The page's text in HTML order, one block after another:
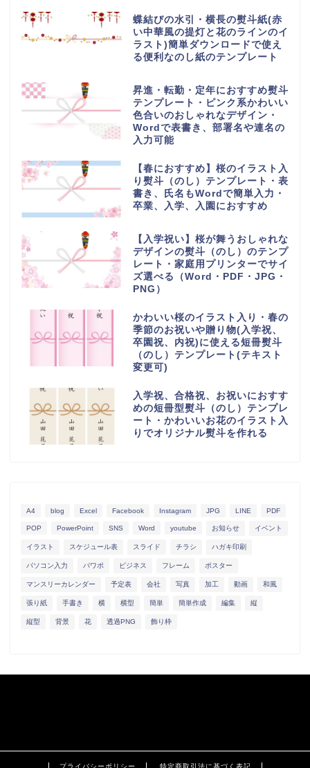
蝶結びの水引・横長の熨斗紙(赤
い中華風の提灯と花のラインのイ
ラスト)簡単ダウンロードで使え
る便利なのし紙のテンプレート
昇進・転勤・定年におすすめ熨斗
テンプレート・ピンク系かわいい
色合いのおしゃれなデザイン・
Wordで表書き、部署名や連名の
入力可能
【春におすすめ】桜のイラスト入
り熨斗（のし）テンプレート・表
書き、氏名もWordで簡単入力・
卒業、入学、入園におすすめ
【入学祝い】桜が舞うおしゃれな
デザインの熨斗（のし）のテンプ
レート・家庭用プリンターでサイ
ズ選べる（Word・PDF・JPG・
PNG）
かわいい桜のイラスト入り・春の
季節のお祝いや贈り物(入学祝、
卒園祝、内祝)に使える短冊熨斗
（のし）テンプレート(テキスト
変更可)
入学祝、合格祝、お祝いにおすす
めの短冊型熨斗（のし）テンプレ
ート・かわいいお花のイラスト入
りでオリジナル熨斗を作れる
A4 blog Excel Facebook Instagram JPG LINE PDF
POP PowerPoint SNS Word youtube お知らせ イベント
イラスト スケジュール表 スライド チラシ ハガキ印刷
パソコン入力 パワポ ビジネス フレーム ポスター
マンスリーカレンダー 予定表 会社 写真 加工 動画 和風
張り紙 手書き 横 横型 簡単 簡単作成 編集 縦
縦型 背景 花 透過PNG 飾り枠
プライバシーポリシー 特定商取引法に基づく表記